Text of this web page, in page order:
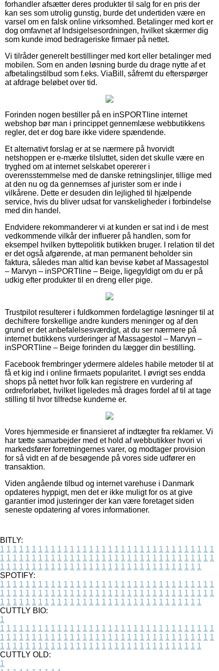
forhandler afsætter deres produkter til salg for en pris der
kan ses som utrolig gunstig, burde det undertiden være en
varsel om en falsk online virksomhed. Betalinger med kort er
dog omfavnet af Indsigelsesordningen, hvilket skærmer dig
som kunde imod bedrageriske firmaer på nettet.
Vi tilråder generelt bestillinger med kort eller betalinger med
mobilen. Som en anden løsning burde du drage nytte af et
afbetalingstilbud som f.eks. ViaBill, såfremt du efterspørger
at afdrage beløbet over tid.
Forinden nogen bestiller på en inSPORTline internet
webshop bør man i princippet gennemlæse webbutikkens
regler, det er dog bare ikke videre spændende.
Et alternativt forslag er at se nærmere på hvorvidt
netshoppen er e-mærke tilsluttet, siden det skulle være en
tryghed om at internet selskabet opererer i
overensstemmelse med de danske retningslinjer, tillige med
at den nu og da gennemses af jurister som er inde i
vilkårene. Dette er desuden din lejlighed til hjælpende
service, hvis du bliver udsat for vanskeligheder i forbindelse
med din handel.
Endvidere rekommanderer vi at kunden er sat ind i de mest
vedkommende vilkår der influerer på handlen, som for
eksempel hvilken byttepolitik butikken bruger. I relation til det
er det også afgørende, at man permanent beholder sin
faktura, således man altid kan bevise købet af Massagestol
– Marvyn – inSPORTline – Beige, ligegyldigt om du er på
udkig efter produkter til en dreng eller pige.
Trustpilot resulterer i fuldkommen fordelagtige løsninger til at
dechifrere forskellige andre kunders meninger og af den
grund er det anbefalelsesværdigt, at du ser nærmere på
internet butikkens vurderinger af Massagestol – Marvyn –
inSPORTline – Beige forinden du lægger din bestilling.
Facebook frembringer ydermere aldeles habile metoder til at
få et kig ind i online firmaets popularitet. I øvrigt ses endda
shops på nettet hvor folk kan registrere en vurdering af
ordreforløbet, hvilket ligeledes må drages fordel af til at tage
stilling til hvor tilfredse kunderne er.
Vores hjemmeside er finansieret af indtægter fra reklamer. Vi
har tætte samarbejder med et hold af webbutikker hvori vi
markedsfører forretningernes varer, og modtager provision
for så vidt en af de besøgende på vores side udfører en
transaktion.
Viden angående tilbud og internet varehuse i Danmark
opdateres hyppigt, men det er ikke muligt for os at give
garantier imod justeringer der kan være foretaget siden
seneste opdatering af vores informationer.
BITLY:
1 1 1 1 1 1 1 1 1 1 1 1 1 1 1 1 1 1 1 1 1 1 1 1 1 1 1 1 1 1 1 1 1 1
1 1 1 1 1 1 1 1 1 1 1 1 1 1 1 1 1 1 1 1 1 1 1 1 1 1 1 1 1 1 1 1 1 1
1 1 1 1 1 1 1 1 1 1 1 1 1 1 1 1 1 1 1 1 1 1 1 1 1 1 1 1 1 1 1 1
SPOTIFY:
1 1 1 1 1 1 1 1 1 1 1 1 1 1 1 1 1 1 1 1 1 1 1 1 1 1 1 1 1 1 1 1 1 1
1 1 1 1 1 1 1 1 1 1 1 1 1 1 1 1 1 1 1 1 1 1 1 1 1 1 1 1 1 1 1 1 1 1
1 1 1 1 1 1 1 1 1 1 1 1 1 1 1 1 1 1 1 1 1 1 1 1 1 1 1 1 1 1 1 1
CUTTLY BIO:
1
1 1 1 1 1 1 1 1 1 1 1 1 1 1 1 1 1 1 1 1 1 1 1 1 1 1 1 1 1 1 1 1 1 1
1 1 1 1 1 1 1 1 1 1 1 1 1 1 1 1 1 1 1 1 1 1 1 1 1 1 1 1 1 1 1 1 1 1
1 1 1 1 1 1 1 1 1 1 1 1 1 1 1 1 1 1 1 1 1 1 1 1 1 1 1 1 1 1 1 1
CUTTLY OLD:
1